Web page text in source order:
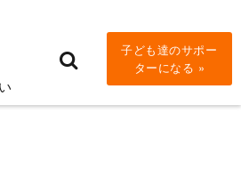
子ども達のサポー
ターになる »